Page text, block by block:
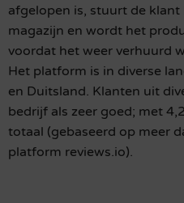
afgelopen is, stuurt de
magazijn en wordt het
voordat het weer verhuurd
Het platform is in diverse
en Duitsland. Klanten uit
bedrijf als zeer goed; met
totaal (gebaseerd op meer
platform reviews.io).